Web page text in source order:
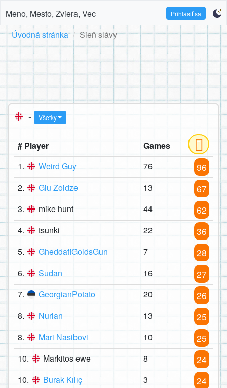
Meno, Mesto, Zviera, Vec Prihlásiť sa
Úvodná stránka Sieň slávy
- Všetky
# Player
Games
1.
Weird Guy 76 96
2. Giu Zoidze 13 67
3. mike hunt 44 62
4. tsunki 22 36
5. GheddafiGoldsGun 7 28
6. Sudan 16 27
7. GeorgianPotato 20 26
8. Nurlan 13 25
8. Mari Nasibovi 10 25
10. Markitos ewe 8 24
10. Burak Kılıç 3 24